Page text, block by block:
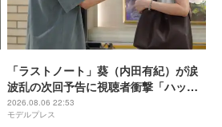
「ラストノート」葵（内田有紀）が涙
波乱の次回予告に視聴者衝撃「ハッピ
ーエンドに進むのかと思ったのに」
「不穏すぎる」【ネタバレあり】
2026.08.06 22:53
モデルプレス